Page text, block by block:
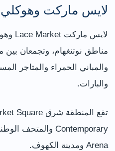
لايس ماركت وهوكلي
مناطق نوتنغهام، وتجمعان بين
والمباني الحمراء والمتاجر
والبارات.
Arena ومدينة الكهوف.